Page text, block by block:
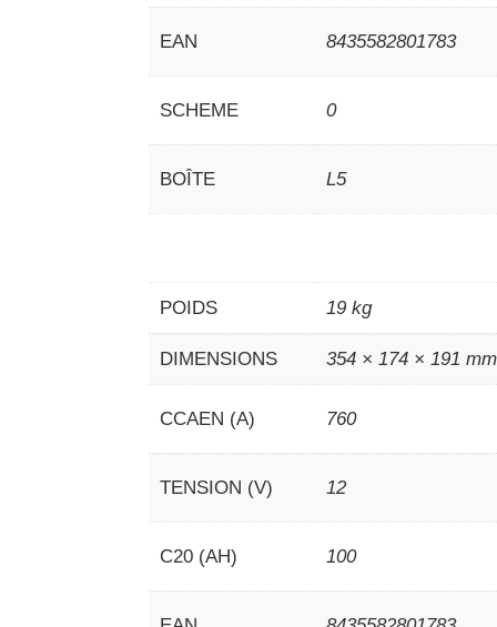
EAN 8435582801783
SCHEME 0
BOÎTE L5
POIDS 19 kg
DIMENSIONS 354 × 174 × 191 mm
CCAEN (A) 760
TENSION (V) 12
C20 (AH) 100